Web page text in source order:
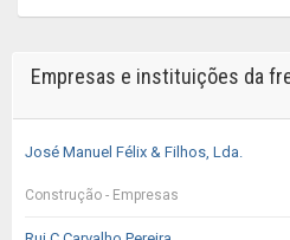
Empresas e instituições da
José Manuel Félix & Filhos, Lda.
Construção - Empresas